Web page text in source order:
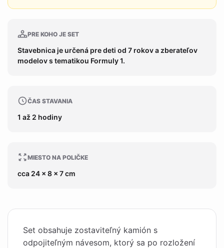
PRE KOHO JE SET
Stavebnica je určená pre deti od 7 rokov a zberateľov
modelov s tematikou Formuly 1.
ČAS STAVANIA
1 až 2 hodiny
MIESTO NA POLIČKE
cca 24 x 8 x 7 cm
Set obsahuje zostaviteľný kamión s
odpojiteľným návesom, ktorý sa po rozložení